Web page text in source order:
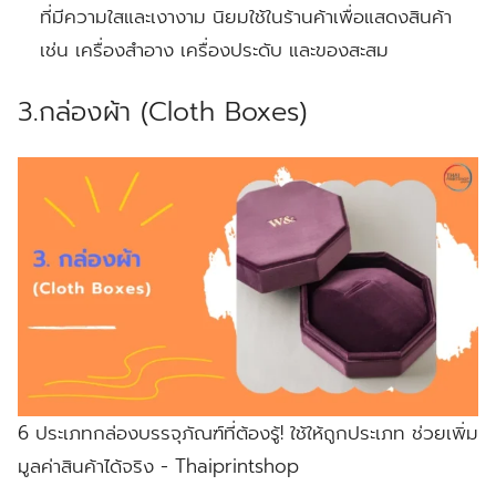
ที่มีความใสและเงางาม นิยมใช้ในร้านค้าเพื่อแสดงสินค้า
เช่น เครื่องสำอาง เครื่องประดับ และของสะสม
3.กล่องผ้า (Cloth Boxes)
6 ประเภทกล่องบรรจุภัณฑ์ที่ต้องรู้! ใช้ให้ถูกประเภท ช่วยเพิ่ม
มูลค่าสินค้าได้จริง - Thaiprintshop